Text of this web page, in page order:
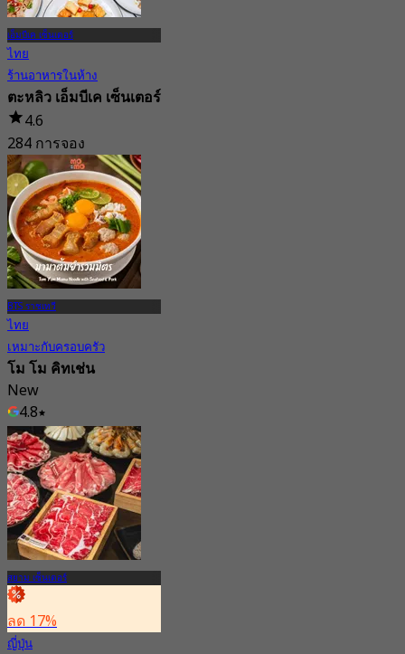
เอ็มบีเค เซ็นเตอร์
ไทย
ร้านอาหารในห้าง
ตะหลิว เอ็มบีเค เซ็นเตอร์
4.6
284 การจอง
จาก฿ 224.75
BTS ราชเทวี
ไทย
เหมาะกับครอบครัว
โม โม คิทเช่น
New
4.8
จาก฿ 233.33
สยาม เซ็นเตอร์
ลด 17%
ญี่ปุ่น